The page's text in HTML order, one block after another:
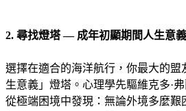
2. 尋找燈塔 — 成年初顯期間人生意
選擇在適合的海洋航行，你最大的盟
生意義」燈塔。心理學先驅維克多·弗
從極端困境中發現：無論外境多麼艱